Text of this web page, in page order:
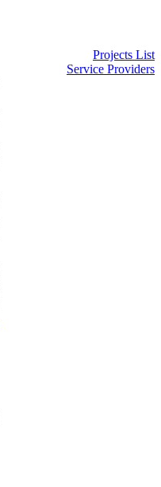
Projects List
Service Providers